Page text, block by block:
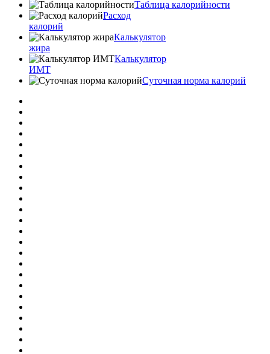
Таблица калорийности
Расход
калорий
Калькулятор
жира
Калькулятор
ИМТ
Суточная норма калорий